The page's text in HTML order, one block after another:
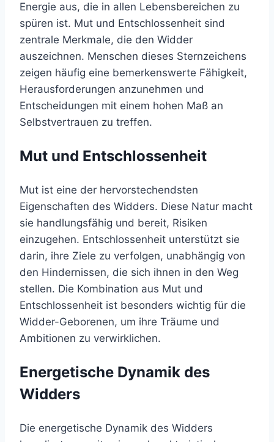
Energie aus, die in allen Lebensbereichen zu
spüren ist. Mut und Entschlossenheit sind
zentrale Merkmale, die den Widder
auszeichnen. Menschen dieses Sternzeichens
zeigen häufig eine bemerkenswerte Fähigkeit,
Herausforderungen anzunehmen und
Entscheidungen mit einem hohen Maß an
Selbstvertrauen zu treffen.
Mut und Entschlossenheit
Mut ist eine der hervorstechendsten
Eigenschaften des Widders. Diese Natur macht
sie handlungsfähig und bereit, Risiken
einzugehen. Entschlossenheit unterstützt sie
darin, ihre Ziele zu verfolgen, unabhängig von
den Hindernissen, die sich ihnen in den Weg
stellen. Die Kombination aus Mut und
Entschlossenheit ist besonders wichtig für die
Widder-Geborenen, um ihre Träume und
Ambitionen zu verwirklichen.
Energetische Dynamik des
Widders
Die energetische Dynamik des Widders